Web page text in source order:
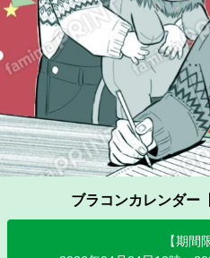
ブラコンカレンダー
【期間